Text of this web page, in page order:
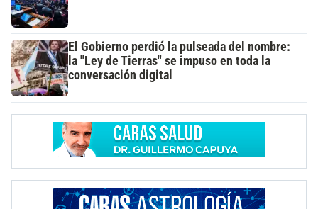
El Gobierno perdió la pulseada del nombre:
la "Ley de Tierras" se impuso en toda la
conversación digital